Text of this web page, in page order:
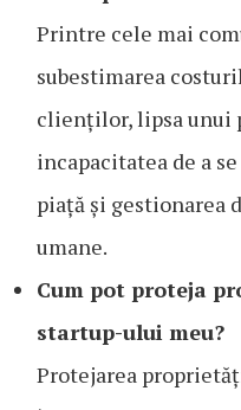
Printre cele mai
subestimarea
clienților, lipsa unui
incapacitatea de a
piață și gestionarea
umane.
Cum pot proteja
startup-ului meu?
Protejarea